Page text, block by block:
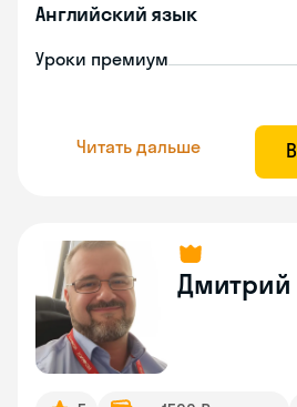
Английский язык
Уроки премиум
Читать дальше
Дмитрий